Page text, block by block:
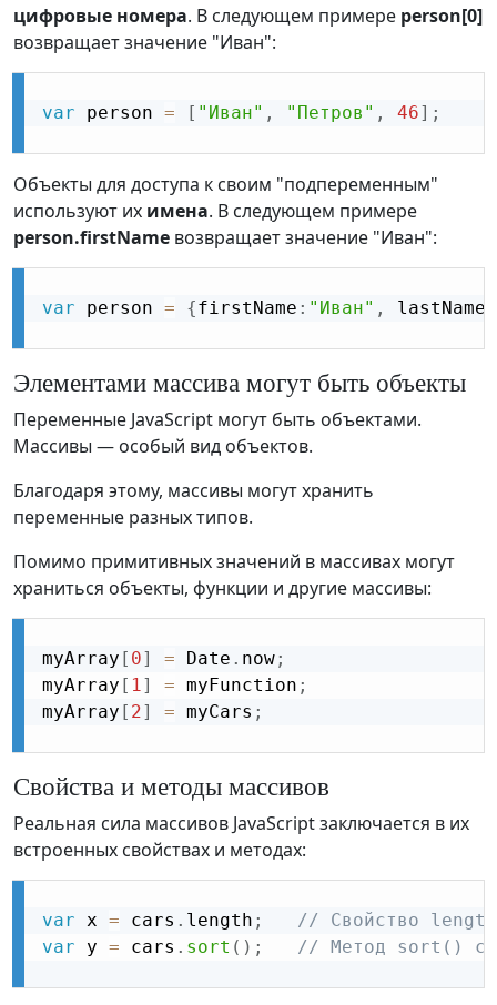
цифровые номера. В следующем примере person[0]
возвращает значение "Иван":
var person = [ "Иван" , "Петров" , 46] ;
Объекты для доступа к своим "подпеременным"
используют их имена. В следующем примере
person.firstName возвращает значение "Иван":
var person = {firstName : "Иван" , lastName
Элементами массива могут быть объекты
Переменные JavaScript могут быть объектами.
Массивы — особый вид объектов.
Благодаря этому, массивы могут хранить
переменные разных типов.
Помимо примитивных значений в массивах могут
храниться объекты, функции и другие массивы:
myArray [ 0] = Date . now;
myArray [ 1] = myFunction ;
myArray [ 2] = myCars ;
Свойства и методы массивов
Реальная сила массивов JavaScript заключается в их
встроенных свойствах и методах:
var x = cars . length ;
// Свойство length
var y = cars . sort ( ) ; // Метод sort()